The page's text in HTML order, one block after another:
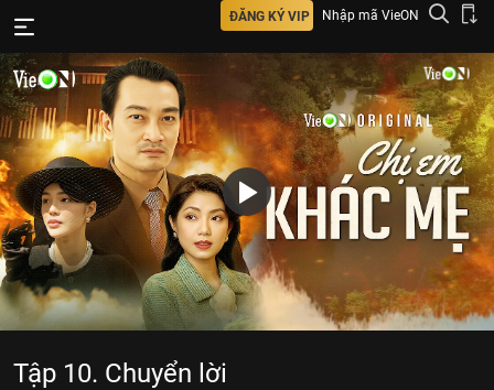
ĐĂNG KÝ VIP Nhập mã VieON
Tập 10. Chuyển lời